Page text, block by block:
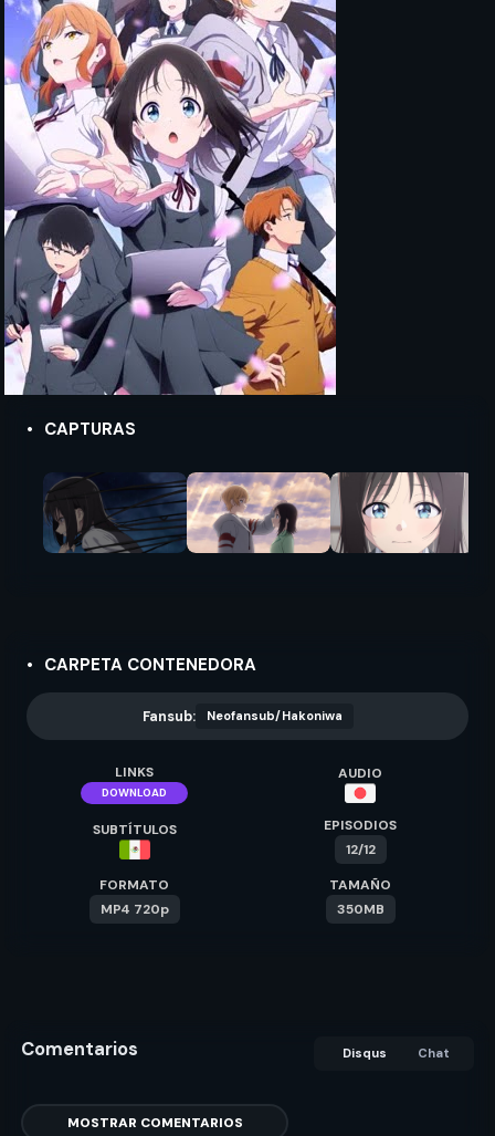
CAPTURAS
CARPETA CONTENEDORA
Fansub: Neofansub/Hakoniwa
LINKS
DOWNLOAD
AUDIO
SUBTÍTULOS
EPISODIOS
12/12
FORMATO
MP4 720p
TAMAÑO
350MB
Comentarios Disqus Chat
MOSTRAR COMENTARIOS